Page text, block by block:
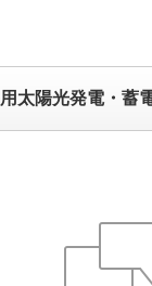
太陽光発電・蓄